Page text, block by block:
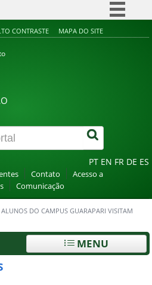
Simplifique!
Canais
CONTRASTE MAPA DO SITE
PT EN FR DE ES
Contato
Acesso a
Comunicação
ALUNOS DO CAMPUS GUARAPARI VISITAM
MENU